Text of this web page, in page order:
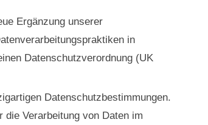
Ergänzung unserer
in
Datenschutzverordnung (UK
Datenschutzbestimmungen.
Verarbeitung von Daten im